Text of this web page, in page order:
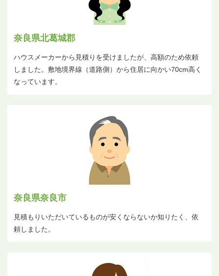
奈良県北葛城郡
ハウスメーカーから見積りを受けましたが、高額のため依頼
しました。敷地境界線（道路側）から住居に向かい70cm高く
なっています。
奈良県奈良市
見積もりいただいているものが安くならないか知りたく、依
頼しました。